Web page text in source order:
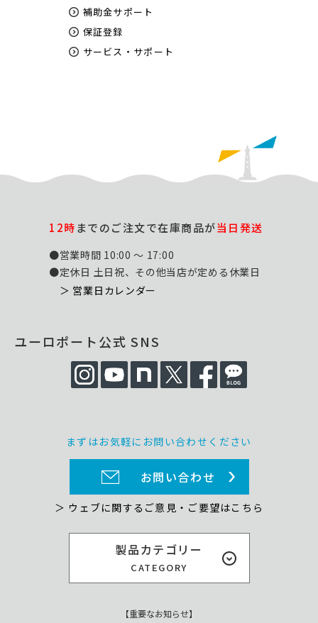
補助金サポート
保証登録
サービス・サポート
製品カテゴリー
CATEGORY
12時までのご注文で在庫商品が当日発送
●営業時間 10:00 ～ 17:00
●定休日 土日祝、その他当店が定める休業日
＞ 営業日カレンダー
ユーロポート公式 SNS
まずはお気軽にお問い合わせください
お問い合わせ
＞ ウェブに関するご意見・ご要望はこちら
【重要なお知らせ】